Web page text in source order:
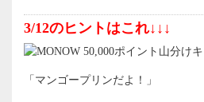
3/12のヒントはこれ↓↓↓
「マンゴープリンだよ！」